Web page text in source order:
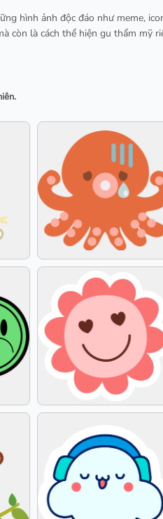
hình ảnh độc đáo như meme,
là cách thể hiện gu thẩm mỹ